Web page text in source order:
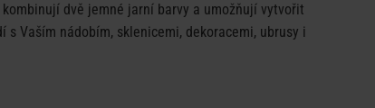
dvě jemné jarní barvy a umožňují vytvořit
s Vaším nádobím, sklenicemi, dekoracemi, ubrusy i